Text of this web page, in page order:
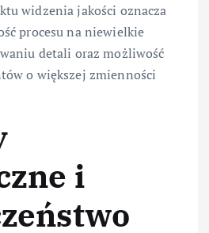
widzenia jakości oznacza
procesu na niewielkie
detali oraz możliwość
o większej zmienności
i